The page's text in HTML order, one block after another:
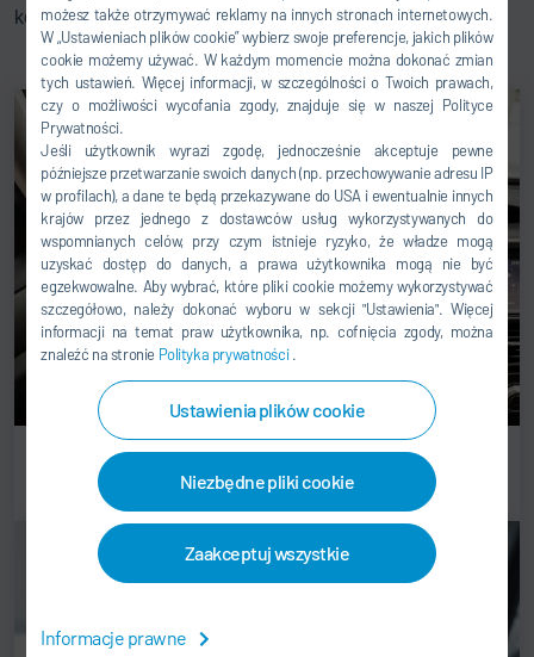
możesz także otrzymywać reklamy na innych stronach internetowych.
W „Ustawieniach plików cookie” wybierz swoje preferencje, jakich plików
cookie możemy używać. W każdym momencie można dokonać zmian
tych ustawień. Więcej informacji, w szczególności o Twoich prawach,
czy o możliwości wycofania zgody, znajduje się w naszej Polityce
Prywatności.
Jeśli użytkownik wyrazi zgodę, jednocześnie akceptuje pewne
późniejsze przetwarzanie swoich danych (np. przechowywanie adresu IP
w profilach), a dane te będą przekazywane do USA i ewentualnie innych
krajów przez jednego z dostawców usług wykorzystywanych do
wspomnianych celów, przy czym istnieje ryzyko, że władze mogą
uzyskać dostęp do danych, a prawa użytkownika mogą nie być
egzekwowalne. Aby wybrać, które pliki cookie możemy wykorzystywać
szczegółowo, należy dokonać wyboru w sekcji "Ustawienia". Więcej
informacji na temat praw użytkownika, np. cofnięcia zgody, można
znaleźć na stronie Polityka prywatności.
Ustawienia plików cookie
Niezbędne pliki cookie
Zaakceptuj wszystkie
Informacje prawne
końca linii i przeróbek.
Testowanie elektroniki w samochodach osobowych